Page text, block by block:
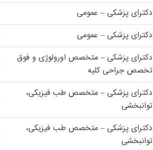
دکترای پزشکی – عمومی
دکترای پزشکی – عمومی
دکترای پزشکی – متخصص اورولوژی و فوق
تخصص جراحی کلیه
دکترای پزشکی – متخصص طب فیزیکی،
توانبخشی
دکترای پزشکی – متخصص طب فیزیکی،
توانبخشی